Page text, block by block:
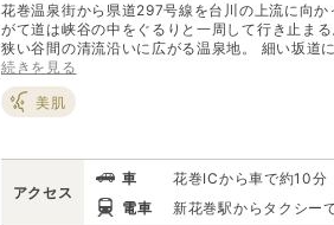
花巻温泉街から県道297号線を台川の上流に向
がて道は峡谷の中をぐるりと一周して行き止まる
狭い谷間の清流沿いに広がる温泉地。 細い坂道に木造旅館やホテル、日帰
り共同浴場が十数軒立ち並ぶ昭和レトロな温泉街
自然豊かな環境は、新幹線新花巻駅まで約20分
が不思議に感じられるほど静かで、ノスタルジッ
きる。早春には北限の山野草が咲く宝庫として
続きを見る
美肌
アクセス
車
花巻ICから車で約10分
電車
新花巻駅からタクシー